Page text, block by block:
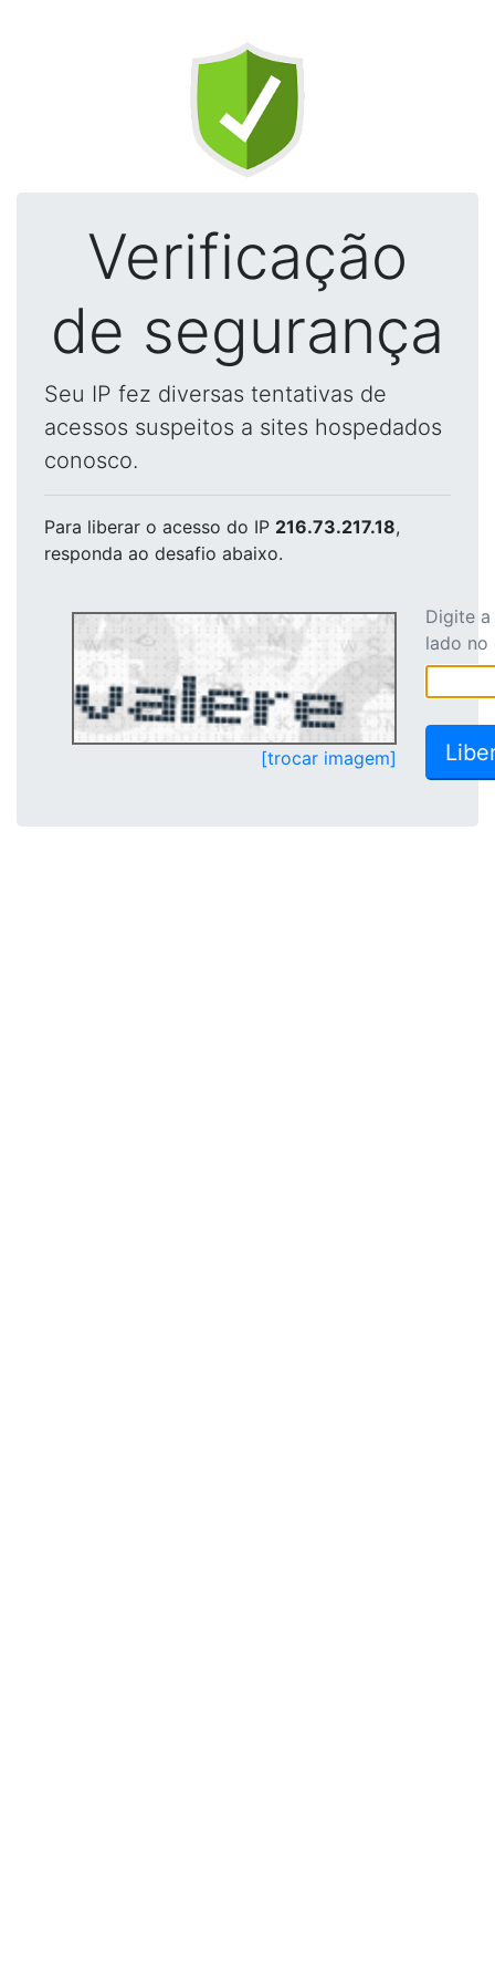
Verificação
de segurança
Seu IP fez diversas tentativas de
acessos suspeitos a sites hospedados
conosco.
Para liberar o acesso do IP 216.73.217.18,
responda ao desafio abaixo.
[trocar imagem]
Digite
lado no